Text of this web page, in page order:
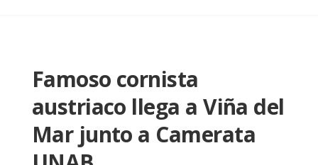
Famoso cornista
austriaco llega a Viña del
Mar junto a Camerata